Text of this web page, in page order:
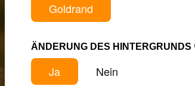
Goldrand
ÄNDERUNG DES HINTERGRUNDS
Ja Nein